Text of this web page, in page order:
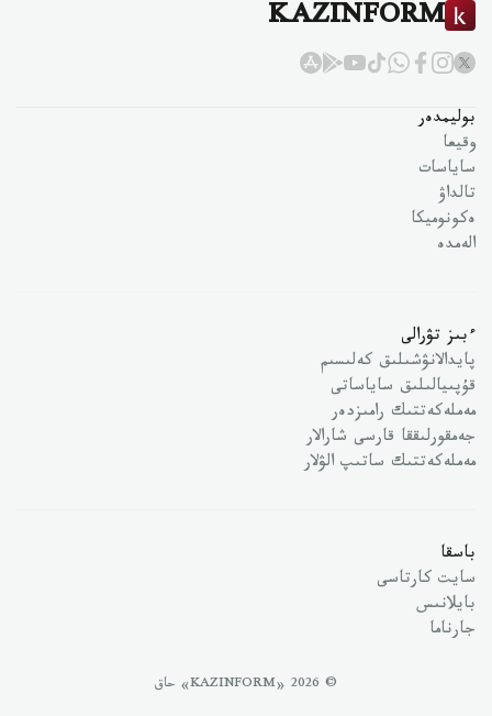
KAZINFORM
بوليمدەر
وقيعا
ساياسات
تالداۋ
ەكونوميكا
الەمدە
ءبىز تۋرالى
پايدالانۋشىلىق كەلىسىم
قۇپىيالىلىق ساياساتى
مەملەكەتتىك رامىزدەر
جەمقورلىققا قارسى شارالار
مەملەكەتتىك ساتىپ الۋلار
باسقا
سايت كارتاسى
بايلانىس
جارناما
© 2026 «KAZINFORM» حاق